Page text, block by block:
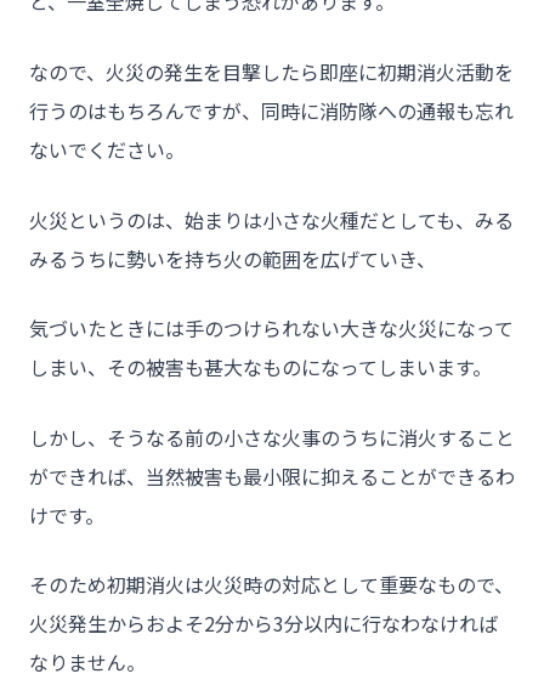
なので、火災の発生を目撃したら即座に初期消火活動を
行うのはもちろんですが、同時に消防隊への通報も忘れ
ないでください。
火災というのは、始まりは小さな火種だとしても、みる
みるうちに勢いを持ち火の範囲を広げていき、
気づいたときには手のつけられない大きな火災になって
しまい、その被害も甚大なものになってしまいます。
しかし、そうなる前の小さな火事のうちに消火すること
ができれば、当然被害も最小限に抑えることができるわ
けです。
そのため初期消火は火災時の対応として重要なもので、
火災発生からおよそ2分から3分以内に行なわなければ
なりません。